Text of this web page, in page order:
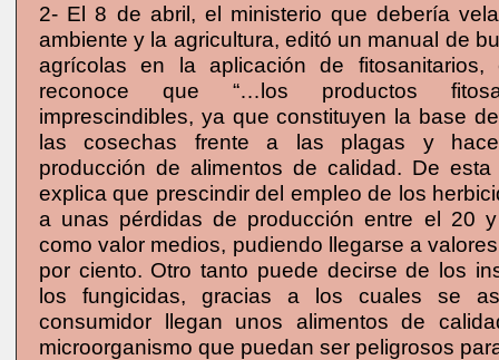
2- El 8 de abril, el ministerio que debería
ambiente y la agricultura, editó un manual de
agrícolas en la aplicación de
reconoce que “…los productos
imprescindibles, ya que constituyen la base
las cosechas frente a las plagas y
producción de alimentos de calidad. De
explica que prescindir del empleo de los
a unas pérdidas de producción entre el 20
como valor medios, pudiendo llegarse a
por ciento. Otro tanto puede decirse de los
los fungicidas, gracias a los cuales se
consumidor llegan unos alimentos de
microorganismo que puedan ser peligrosos